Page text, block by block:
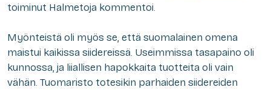
toiminut Halmetoja kommentoi.
Myönteistä oli myös se, että suomalainen omena
maistui kaikissa siidereissä. Useimmissa tasapaino oli
kunnossa, ja liiallisen hapokkaita tuotteita oli vain
vähän. Tuomaristo totesikin parhaiden siidereiden